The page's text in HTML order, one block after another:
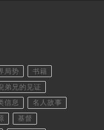
局势 书籍
弟兄的见证
信息 名人故事
基督